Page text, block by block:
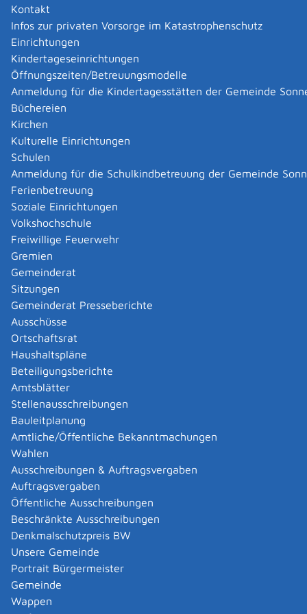
Kontakt
Infos zur privaten Vorsorge im Katastrophenschutz
Einrichtungen
Kindertageseinrichtungen
Öffnungszeiten/Betreuungsmodelle
Anmeldung für die Kindertagesstätten der Gemeinde
Büchereien
Kirchen
Kulturelle Einrichtungen
Schulen
Anmeldung für die Schulkindbetreuung der Gemeinde
Ferienbetreuung
Soziale Einrichtungen
Volkshochschule
Freiwillige Feuerwehr
Gremien
Gemeinderat
Sitzungen
Gemeinderat Presseberichte
Ausschüsse
Ortschaftsrat
Haushaltspläne
Beteiligungsberichte
Amtsblätter
Stellenausschreibungen
Bauleitplanung
Amtliche/Öffentliche Bekanntmachungen
Wahlen
Ausschreibungen & Auftragsvergaben
Auftragsvergaben
Öffentliche Ausschreibungen
Beschränkte Ausschreibungen
Denkmalschutzpreis BW
Unsere Gemeinde
Portrait Bürgermeister
Gemeinde
Wappen
Allgemeine Informationen
Zugehörige Leistungen
Formulare und Onlinedienste
Hausanschrift
Schloss 2
97980
Zur elektronischen Fahrplanauskunft
Kontakt
Telefon
Fax
(0
E-Mail
Internet
Leistungen
Änderung persönlicher Daten der Hochschule
mitteilen
Exmatrikulation - Studium beenden
Integriertes Auslandsstudium beantragen
Studienplatz - Beurlaubung beantragen
Studienplatz - einschreiben (Immatrikulation)
Studienplatz als ausländischer Studierender - sich
bewerben
Studienplatz ohne Zulassungsbeschränkung - sich
bewerben / einschreiben
Formulare und Onlinedienste
Änderung persönlicher Daten der PH Schwäbisch
Gmünd mitteilen
Ausländische Studienbewerberinnen und Bewerber
- PH Schwäbisch Gmünd
Beurlaubung - PH Schwäbisch Gmünd
Bewerben - Pädagogische Hochschule Ludwigsburg
Bewerben - PH Schwäbisch Gmünd